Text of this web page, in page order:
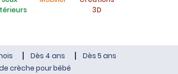
3D
Dès 4 ans
Dès 5 ans
crèche pour bébé